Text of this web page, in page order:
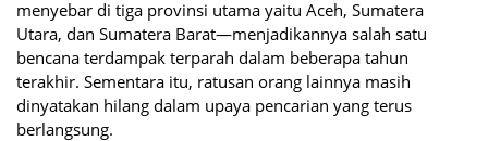
menyebar di tiga provinsi utama yaitu Aceh, Sumatera
Utara, dan Sumatera Barat—menjadikannya salah satu
bencana terdampak terparah dalam beberapa tahun
terakhir. Sementara itu, ratusan orang lainnya masih
dinyatakan hilang dalam upaya pencarian yang terus
berlangsung.